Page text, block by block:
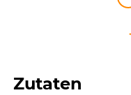
Zutaten